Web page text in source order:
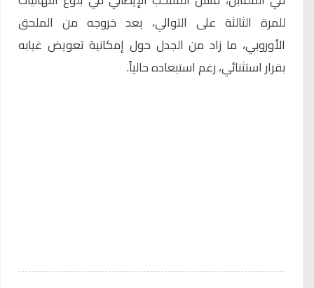
للمرة الثالثة على التوالي، بعد خروجه من الملحق
الأوروبي، ما زاد من الجدل حول إمكانية تعويض غيابه
بقرار استثنائي، رغم استبعاده حالياً.